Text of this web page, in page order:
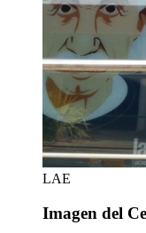
LAE
Imagen del